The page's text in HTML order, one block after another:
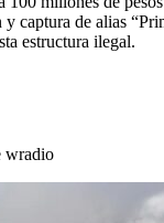
captura de alias
estructura ilegal.
wradio